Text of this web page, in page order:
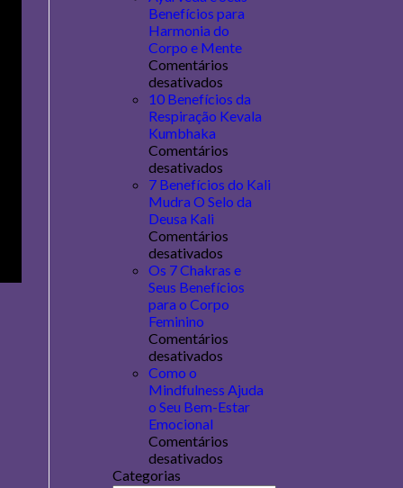
Benefícios para
Harmonia do
Corpo e Mente
Comentários
desativados
10 Benefícios da
Respiração Kevala
Kumbhaka
Comentários
desativados
7 Benefícios do Kali
Mudra O Selo da
Deusa Kali
Comentários
desativados
Os 7 Chakras e
Seus Benefícios
para o Corpo
Feminino
Comentários
desativados
Como o
Mindfulness Ajuda
o Seu Bem-Estar
Emocional
Comentários
desativados
Categorias